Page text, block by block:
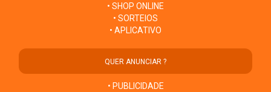
• SHOP ONLINE
• SORTEIOS
• APLICATIVO
QUER ANUNCIAR ?
• PUBLICIDADE